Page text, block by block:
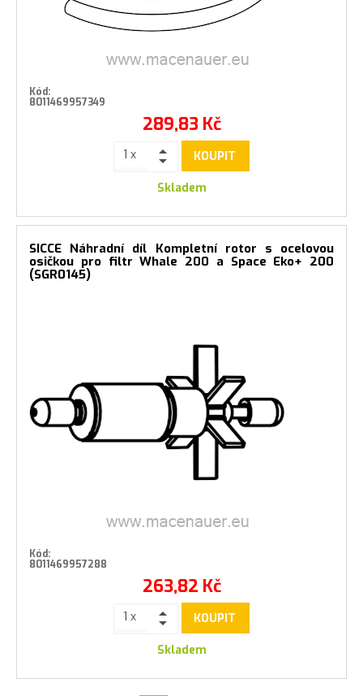
Kód:
8011469957349
289,83 Kč
KOUPIT
Skladem
SICCE Náhradní díl Kompletní rotor s ocelovou
osičkou pro filtr Whale 200 a Space Eko+ 200
(SGR0145)
Kód:
8011469957288
263,82 Kč
KOUPIT
Skladem